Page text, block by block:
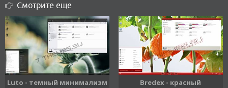
Смотрите еще
Luto - темный минимализм
Bredex - красный